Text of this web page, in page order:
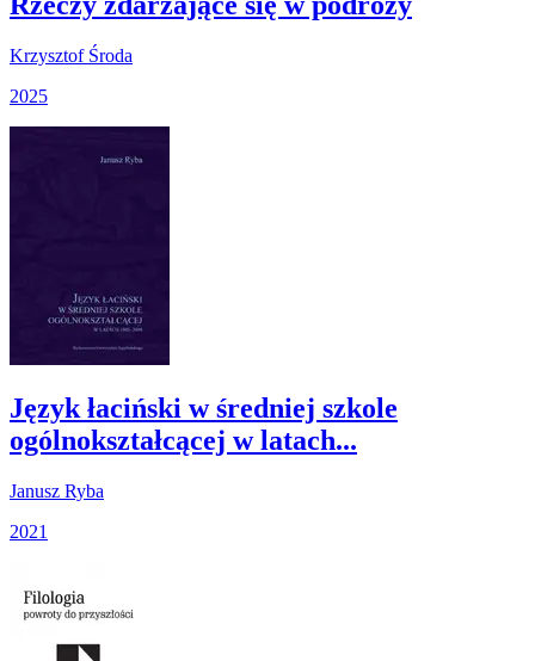
Krzysztof Środa
2025
Język łaciński w średniej szkole
ogólnokształcącej w latach...
Janusz Ryba
2021